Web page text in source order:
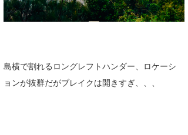
島横で割れるロングレフトハンダー、ロケーシ
ョンが抜群だがブレイクは開きすぎ、、、